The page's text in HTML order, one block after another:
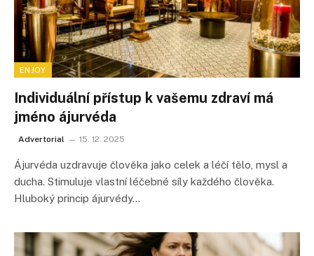
ENJOY
Individuální přístup k vašemu zdraví má
jméno ájurvéda
Advertorial 15. 12. 2025
Ájurvéda uzdravuje člověka jako celek a léčí tělo, mysl a
ducha. Stimuluje vlastní léčebné síly každého člověka.
Hluboký princip ájurvédy…